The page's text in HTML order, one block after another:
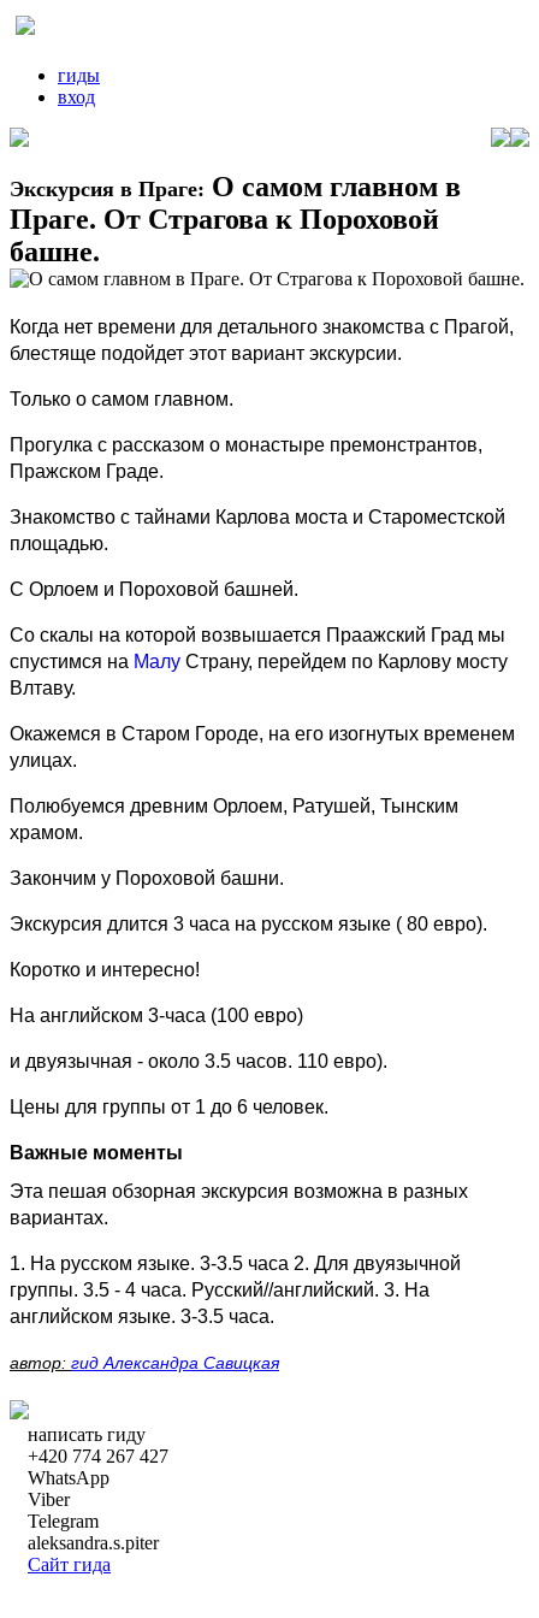
гиды
вход
Экскурсия в Праге: О самом главном в
Праге. От Страгова к Пороховой
башне.
Когда нет времени для детального знакомства с Прагой,
блестяще подойдет этот вариант экскурсии.
Только о самом главном.
Прогулка с рассказом о монастыре премонстрантов,
Пражском Граде.
Знакомство с тайнами Карлова моста и Староместской
площадью.
С Орлоем и Пороховой башней.
Со скалы на которой возвышается Праажский Град мы
спустимся на Малу Страну, перейдем по Карлову мосту
Влтаву.
Окажемся в Старом Городе, на его изогнутых временем
улицах.
Полюбуемся древним Орлоем, Ратушей, Тынским
храмом.
Закончим у Пороховой башни.
Экскурсия длится 3 часа на русском языке ( 80 евро).
Коротко и интересно!
На английском 3-часа (100 евро)
и двуязычная - около 3.5 часов. 110 евро).
Цены для группы от 1 до 6 человек.
Важные моменты
Эта пешая обзорная экскурсия возможна в разных
вариантах.
1. На русском языке. 3-3.5 часа 2. Для двуязычной
группы. 3.5 - 4 часа. Русский//английский. 3. На
английском языке. 3-3.5 часа.
автор: гид Александра Савицкая
написать гиду
+420 774 267 427
WhatsApp
Viber
Telegram
aleksandra.s.piter
Сайт гида